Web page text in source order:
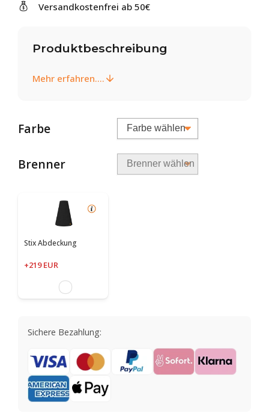
Versandkostenfrei ab 50€
Produktbeschreibung
Mehr erfahren....
Farbe
Brenner
Stix Abdeckung
+219 EUR
Sichere Bezahlung: